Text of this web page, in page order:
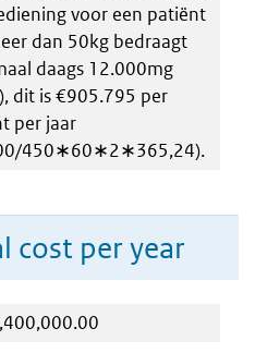
voor een patiënt
dan 50kg bedraagt
daags 12.000mg
dit is €905.795 per
per jaar
450∗60∗2∗365,24).
cost per year